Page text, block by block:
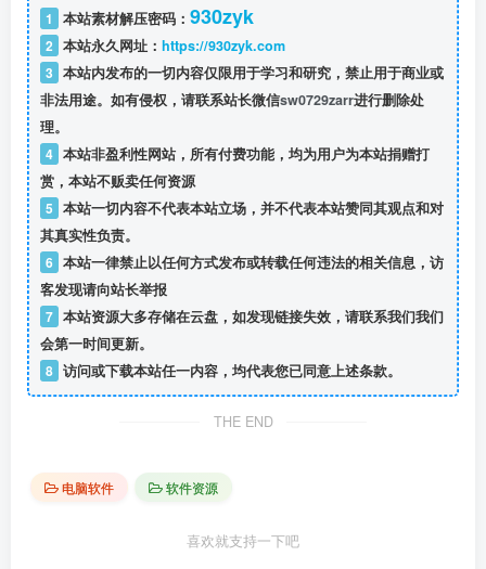
1 本站素材解压密码： 930zyk
2 本站永久网址： https://930zyk.com
3 本站内发布的一切内容仅限用于学习和研究，禁止用于商业或
非法用途。如有侵权，请联系站长微信sw0729zarr进行删除处
理。
4 本站非盈利性网站，所有付费功能，均为用户为本站捐赠打
赏，本站不贩卖任何资源
5 本站一切内容不代表本站立场，并不代表本站赞同其观点和对
其真实性负责。
6 本站一律禁止以任何方式发布或转载任何违法的相关信息，访
客发现请向站长举报
7 本站资源大多存储在云盘，如发现链接失效，请联系我们我们
会第一时间更新。
8 访问或下载本站任一内容，均代表您已同意上述条款。
THE END
电脑软件 软件资源
喜欢就支持一下吧